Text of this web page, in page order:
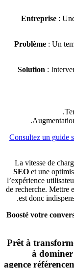
Entreprise :
Problème : Un
Solution :
Consultez un guide
La vitesse de
SEO et une
l’expérience
de recherche. Mettre
est donc
Boosté votre
📢 Prêt à
à dominer
agence